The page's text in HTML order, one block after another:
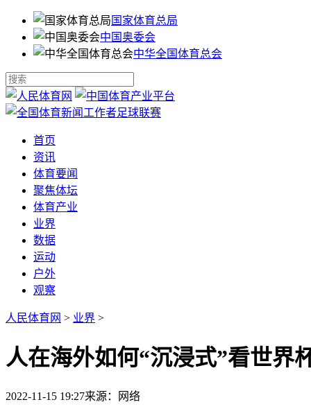
国家体育总局
中国奥委会
中华全国体育总会
首页
资讯
体育要闻
聚焦体坛
体育产业
业界
数据
运动
户外
观察
人民体育网 > 业界 >
人在海外如何“沉浸式”看世界
2022-11-15 19:27来源：网络